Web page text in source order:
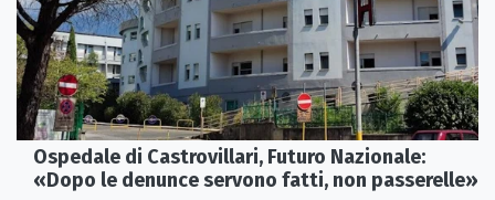
Ospedale di Castrovillari, Futuro Nazionale:
«Dopo le denunce servono fatti, non passerelle»